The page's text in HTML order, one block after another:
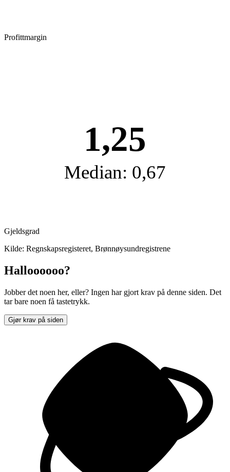
Profittmargin
1,25
Median: 0,67
Gjeldsgrad
Kilde: Regnskapsregisteret, Brønnøysundregistrene
Halloooooo?
Jobber det noen her, eller? Ingen har gjort krav på denne siden. Det
tar bare noen få tastetrykk.
Gjør krav på siden